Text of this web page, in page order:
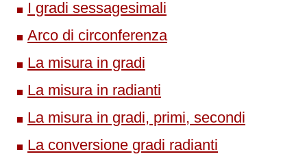
I gradi sessagesimali
Arco di circonferenza
La misura in gradi
La misura in radianti
La misura in gradi, primi, secondi
La conversione gradi radianti